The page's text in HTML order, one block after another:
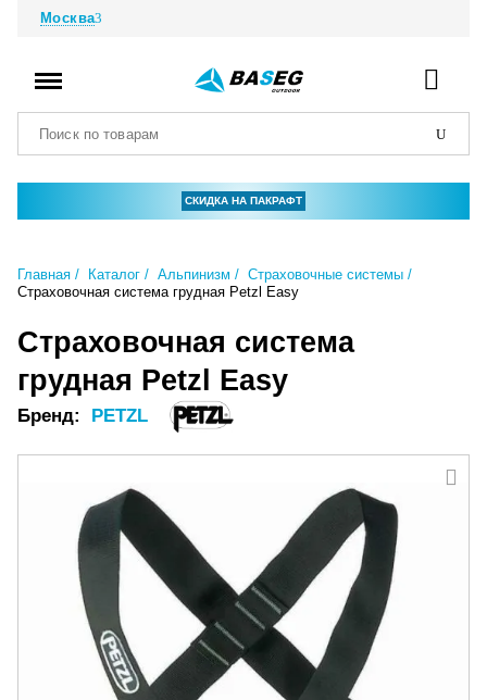
Москва
СКИДКА НА ПАКРАФТ
Главная Каталог Альпинизм
Страховочные системы
Страховочная система грудная Petzl Easy
Страховочная система
грудная Petzl Easy
Бренд: PETZL